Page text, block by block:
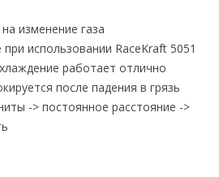
изменение газа
использовании RaceKraft 5051
работает отлично
после падения в грязь
-> постоянное расстояние ->